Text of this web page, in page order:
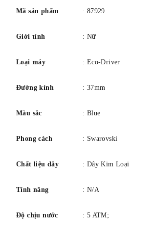
Mã sản phẩm : 87929
Giới tính : Nữ
Loại máy : Eco-Driver
Đường kính : 37mm
Màu sắc : Blue
Phong cách : Swarovski
Chất liệu dây : Dây Kim Loại
Tính năng : N/A
Độ chịu nước : 5 ATM;